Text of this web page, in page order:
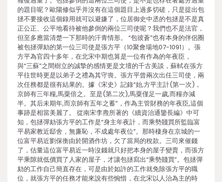
的題目呢？歐陽修似乎并沒有在這個題目上過多切磋，只是提出包
拯不要接收這個錄用就可以避嫌了，位居御史中丞的包拯是不是真
正公正、公平地看待被他參倒的兩位三司使呢？我們也不是法官，
但至多應當清楚一下那時的汗青情形。 “包彼蒼”也有本身的伴侶圈
被包拯彈劾的第一位三司使是張方平（10聚會場地07-1091）。張
方平為官四十多年，在北宋中期也算是一位有作為的年夜臣，
與“三蘇”之間樹立的誠摯的感情更是文壇的千古美談，蘇軾在張方
平往世時更是以弟子之禮為其守喪。張方平曾兩次出任三司使，兩
次任務都是很有結果的。據《宋史》記錄“始,方平主計(第一次)，
京師有三年糧,馬粟倍之。至是(第二次),馬粟僅足一歲,而糧亦減
半。其后未期年,而京師有五年之蓄”，作為主管財務的年夜臣,這個
事跡是相當美麗了。 從南宋李燾所著的《續資治通鑒長編》中可
知，包拯彈劾張方平的工作是“身主年夜計，而乘勢賤買所監臨富
平易家教近邸舍，無廉恥，不成處年夜位”。那時棲身在京城的一
位富平易近劉保衡由於開酒作坊，欠了當局的稅款。三司來催錢
了，估量這位富平易近一時沒錢就只好把本身的屋子變賣，而張方
平乘隙就低價買了人家的屋子，才讓包拯寫出“乘勢賤買”。包拯彈
劾的工作自己簡直存在，可是由於如許的工作就免除張方平的職
位，就張方平的任務才能來說有些惋惜，在北宋以人治為主的時